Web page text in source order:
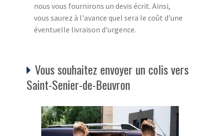
nous vous fournirons un devis écrit. Ainsi,
vous saurez à l'avance quel sera le coût d'une
éventuelle livraison d'urgence.
Vous souhaitez envoyer un colis vers
Saint-Senier-de-Beuvron